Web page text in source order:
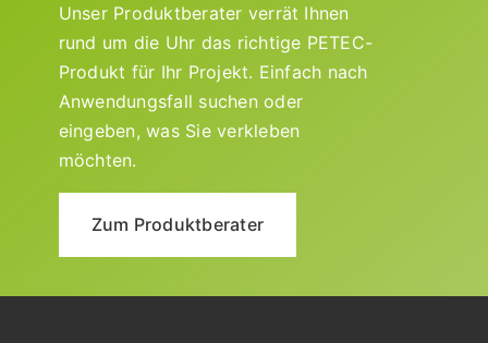
Unser Produktberater verrät Ihnen
rund um die Uhr das richtige PETEC-
Produkt für Ihr Projekt. Einfach nach
Anwendungsfall suchen oder
eingeben, was Sie verkleben
möchten.
Zum Produktberater